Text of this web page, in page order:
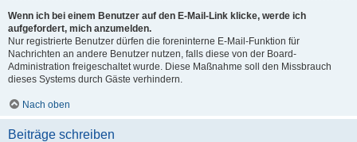
Wenn ich bei einem Benutzer auf den E-Mail-Link klicke, werde ich
aufgefordert, mich anzumelden.
Nur registrierte Benutzer dürfen die foreninterne E-Mail-Funktion für
Nachrichten an andere Benutzer nutzen, falls diese von der Board-
Administration freigeschaltet wurde. Diese Maßnahme soll den Missbrauch
dieses Systems durch Gäste verhindern.
Nach oben
Beiträge schreiben